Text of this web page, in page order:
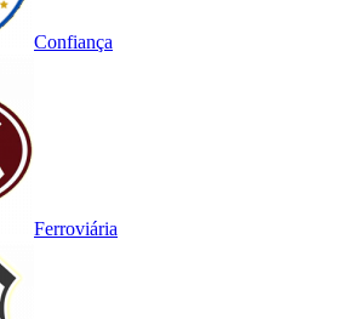
Confiança
Ferroviária